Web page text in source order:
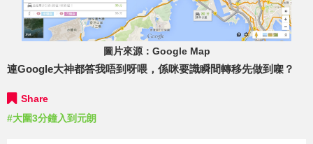
圖片來源：Google Map
連Google大神都答我唔到呀喂，係咪要識瞬間轉移先做到㗎？
Share
#大圍3分鐘入到元朗